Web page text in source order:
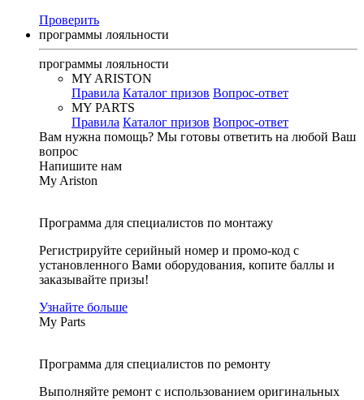
Проверить
программы лояльности
программы лояльности
MY ARISTON
Правила Каталог призов Вопрос-ответ
MY PARTS
Правила Каталог призов Вопрос-ответ
Вам нужна помощь? Мы готовы ответить на любой Ваш
вопрос
Напишите нам
My Ariston
Программа для специалистов по монтажу
Регистрируйте серийный номер и промо-код с
установленного Вами оборудования, копите баллы и
заказывайте призы!
Узнайте больше
My Parts
Программа для специалистов по ремонту
Выполняйте ремонт с использованием оригинальных